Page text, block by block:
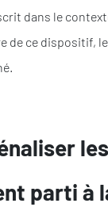
dans le
de ce dispositif,
parti à